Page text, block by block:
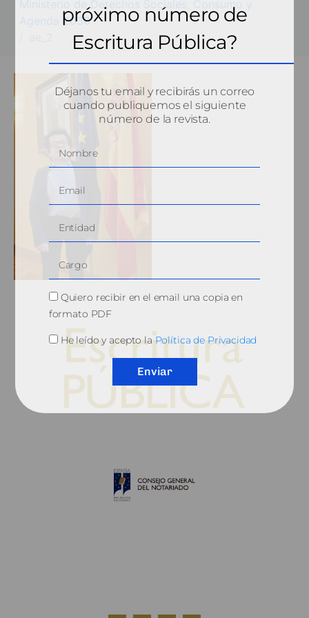
Ministerio de Derechos Sociales, Consumo y
Agenda 2030próximo número de
Escritura Pública?
Déjanos tu email y recibirás un correo
cuando publiquemos el siguiente
número de la revista.
Quiero recibir en el email una copia en
formato PDF
He leído y acepto laPolítica de Privacidad
Enviar